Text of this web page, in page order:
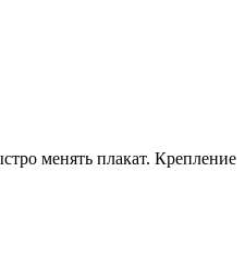
менять плакат. Крепление